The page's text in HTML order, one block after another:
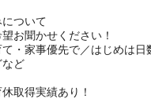
について
お聞かせください！
家事優先で／はじめは日
ど
休取得実績あり！